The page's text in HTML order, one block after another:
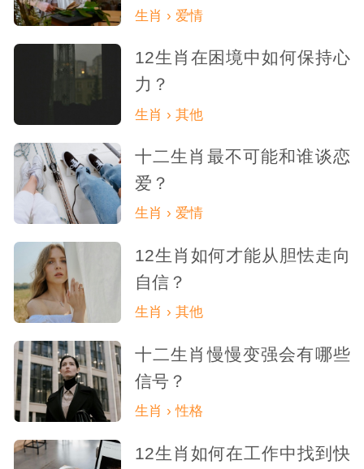
生肖 › 爱情
12生肖在困境中如何保持心
力？
生肖 › 其他
十二生肖最不可能和谁谈恋
爱？
生肖 › 爱情
12生肖如何才能从胆怯走向
自信？
生肖 › 其他
十二生肖慢慢变强会有哪些
信号？
生肖 › 性格
12生肖如何在工作中找到快